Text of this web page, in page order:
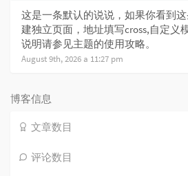
这是一条默认的说说，如果你看到
建独立页面，地址填写cross,自定义
说明请参见主题的使用攻略。
August 9th, 2026 a 11:27 pm
博客信息
文章数目
评论数目